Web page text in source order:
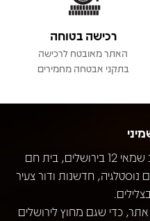
רכישה בטוחה
האתר מאובטח לרכישה
בתקני אבטחה מחמירים
חנות תקליטים מיתולוגית ברחוב שמאי 12 בירושלים, בית חם
נוסטלגיה, חדשנות ודור צעיר
כדי שגם מחוץ לירושלים